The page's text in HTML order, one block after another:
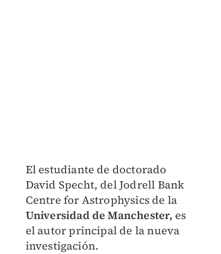
El estudiante de doctorado
David Specht, del Jodrell Bank
Centre for Astrophysics de la
Universidad de Manchester, es
el autor principal de la nueva
investigación.